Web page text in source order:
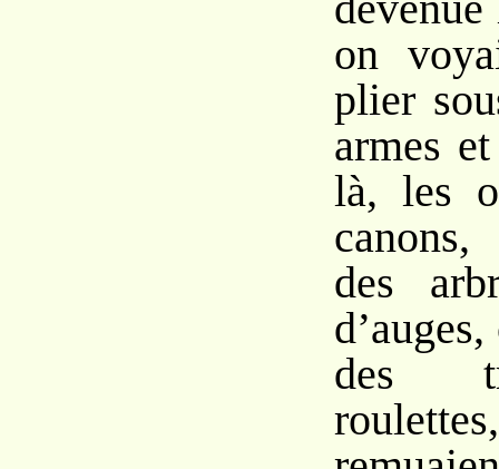
on
plier
armes
là, les
canons,
des
des